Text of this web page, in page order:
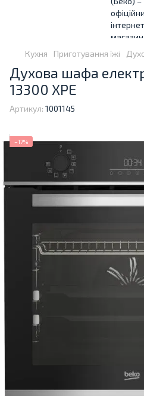
Кухня Приготування їжі
Духова шафа
13300 XPE
Артикул: 1001145
−17%